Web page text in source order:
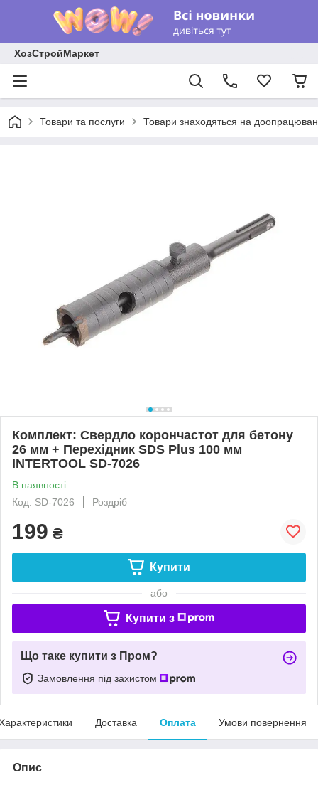
ХозСтройМаркет
Товари та послуги Товари знаходяться на
Комплект: Свердло корончастот для бетону
26 мм + Перехідник SDS Plus 100 мм
INTERTOOL SD-7026
В наявності
Код: SD-7026
Роздріб
199 ₴
Купити
або
Купити з
Що таке купити з Пром?
Замовлення під захистом
Доставка Оплата Умови повернення
Опис